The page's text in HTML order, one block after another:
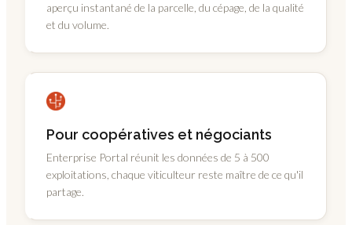
aperçu instantané de la parcelle, du cépage, de la qualité
et du volume.
Pour coopératives et négociants
Enterprise Portal réunit les données de 5 à 500
exploitations, chaque viticulteur reste maître de ce qu'il
partage.